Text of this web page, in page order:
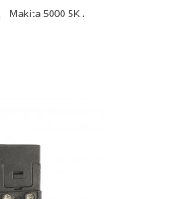
Makita 5000 5K..